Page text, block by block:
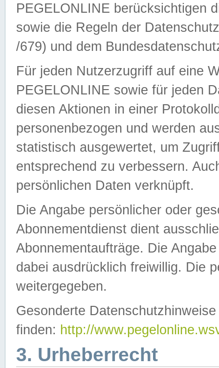
PEGELONLINE berücksichtigen
sowie die Regeln der
/679) und dem
Für jeden Nutzerzugriff auf eine
PEGELONLINE sowie für jeden
diesen Aktionen in einer
personenbezogen und werden
statistisch ausgewertet, um
entsprechend zu verbessern.
persönlichen Daten verknüpft.
Die Angabe persönlicher oder
Abonnementdienst dient
Abonnementaufträge. Die
dabei ausdrücklich freiwillig. Die
weitergegeben.
Gesonderte
finden: http://
3. Urheberrecht